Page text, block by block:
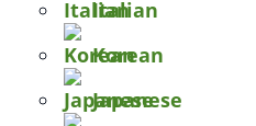
Italian
Korean
Japanese